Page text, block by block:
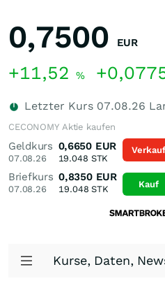
0,7500 EUR
+11,52 %
Letzter Kurs 07.08.26
CECONOMY Aktie kaufen
Geldkurs
07.08.26
0,6650 EUR
19.048 STK
Briefkurs
07.08.26
0,8350 EUR
19.048 STK Kauf
Kurse, Daten,